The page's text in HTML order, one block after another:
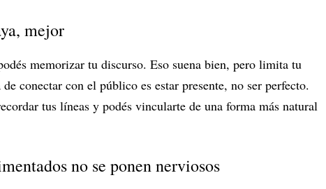
mejor
memorizar tu discurso. Eso suena bien, pero limita tu
conectar con el público es estar presente, no ser perfecto.
tus líneas y podés vincularte de una forma más natural
no se ponen nerviosos